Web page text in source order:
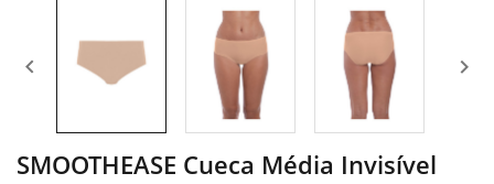
 
SMOOTHEASE Cueca Média Invisível